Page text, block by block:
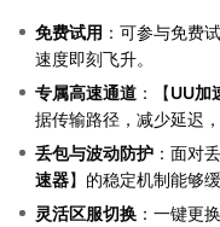
免费试用 ：可参与免费
速度即刻飞升。
专属高速通道 ：【UU加
据传输路径，减少延迟
丢包与波动防护 ：面对
速器】的稳定机制能够
灵活区服切换 ：一键更